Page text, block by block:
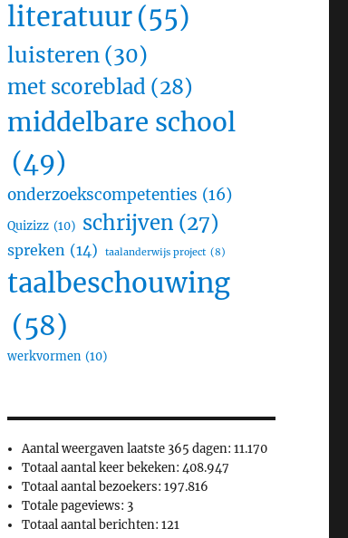
literatuur(55)
luisteren (30)
met scoreblad (28)
middelbare school
(49)
onderzoekscompetenties (16)
Quizizz (10) schrijven (27)
spreken (14) taalanderwijs project (8)
taalbeschouwing
(58)
werkvormen (10)
Aantal weergaven laatste 365 dagen:11.170
Totaal aantal keer bekeken:408.947
Totaal aantal bezoekers:197.816
Totale pageviews: 3
Totaal aantal berichten:121